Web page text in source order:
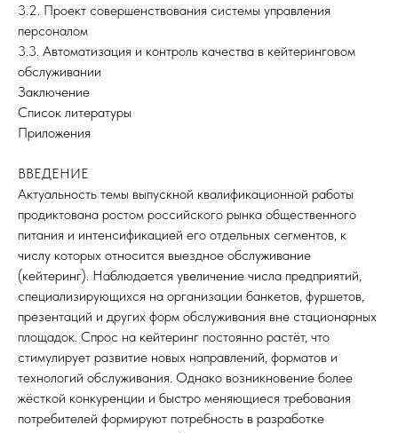
3.2. Проект совершенствования системы управления
персоналом
3.3. Автоматизация и контроль качества в кейтеринговом
обслуживании
Заключение
Список литературы
Приложения
ВВЕДЕНИЕ
Актуальность темы выпускной квалификационной работы
продиктована ростом российского рынка общественного
питания и интенсификацией его отдельных сегментов, к
числу которых относится выездное обслуживание
(кейтеринг). Наблюдается увеличение числа предприятий,
специализирующихся на организации банкетов, фуршетов,
презентаций и других форм обслуживания вне стационарных
площадок. Спрос на кейтеринг постоянно растёт, что
стимулирует развитие новых направлений, форматов и
технологий обслуживания. Однако возникновение более
жёсткой конкуренции и быстро меняющиеся требования
потребителей формируют потребность в разработке